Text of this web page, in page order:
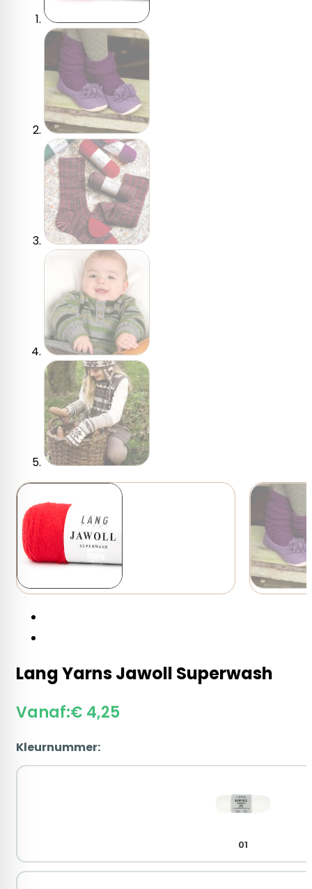
Lang Yarns Jawoll Superwash
Vanaf:€ 4,25
Kleurnummer:
01